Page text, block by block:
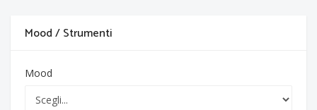
Mood / Strumenti
Mood